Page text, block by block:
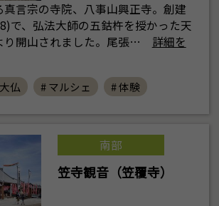
言宗の寺院、八事山興正寺。創建
で、弘法大師の五鈷杵を授かった天
り開山されました。尾張…
詳細を
仏 # マルシェ # 体験
南部
笠寺観音（笠覆寺）